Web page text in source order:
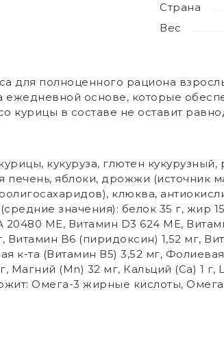
Страна
Вес
для полноценного рациона
основе, которые
курицы в составе не оставит
кукуруза, глютен
печень, яблоки, дрожжи (источник
клюква,
значения): белок 35 г, жир 15
20480 МЕ, Витамин D3 624 МЕ,
B6 (пиридоксин) 1,52 мг,
к-та (Витамин В5) 3,52 мг,
Магний (Mn) 32 мг, Кальций (Са) 1
Омега-3 жирные кислоты,